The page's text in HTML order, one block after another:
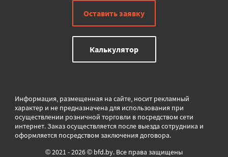
Оставить заявку
Калькулятор
Информация, размещенная на сайте, носит рекламный
характер и не предназначена для использования при
осуществлении розничной торговли в посредством сети
интернет. Заказ осуществляется после выезда сотрудника и
оформляется посредством заключения договора.
© 2021 - 2026 © bfd.by. Все права защищены